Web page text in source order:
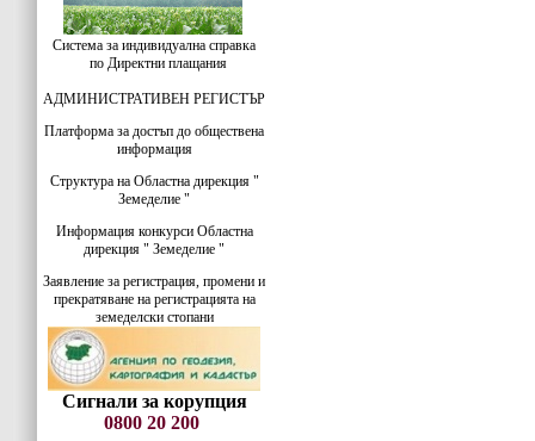
Система за индивидуална справка
по Директни плащания
АДМИНИСТРАТИВЕН РЕГИСТЪР
Платформа за достъп до обществена
информация
Структура на Областна дирекция "
Земеделие "
Информация конкурси Областна
дирекция " Земеделие "
Заявление за регистрация, промени и
прекратяване на регистрацията на
земеделски стопани
Сигнали за корупция
0800 20 200